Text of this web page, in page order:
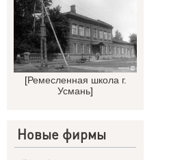
[Ремесленная школа г.
Усмань]
Новые фирмы